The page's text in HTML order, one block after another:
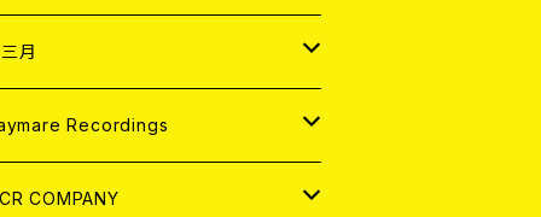
レル
月
Recordings
COMPANY